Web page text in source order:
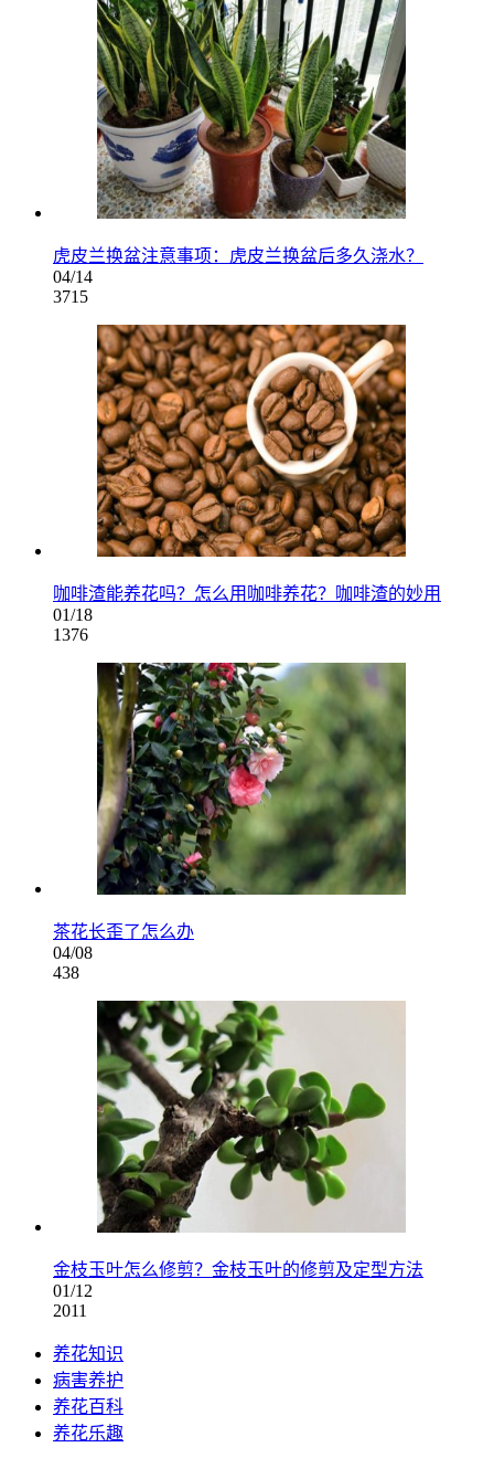
虎皮兰换盆注意事项：虎皮兰换盆后多久浇水？
04/14
3715
咖啡渣能养花吗？怎么用咖啡养花？咖啡渣的妙用
01/18
1376
茶花长歪了怎么办
04/08
438
金枝玉叶怎么修剪？金枝玉叶的修剪及定型方法
01/12
2011
养花知识
病害养护
养花百科
养花乐趣